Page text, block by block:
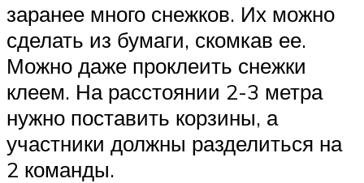
заранее много снежков. Их можно
сделать из бумаги, скомкав ее.
Можно даже проклеить снежки
клеем. На расстоянии 2-3 метра
нужно поставить корзины, а
участники должны разделиться на
2 команды.